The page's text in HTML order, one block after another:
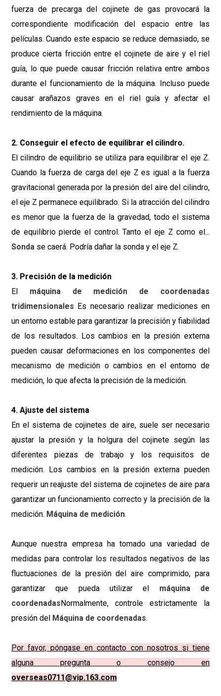
fuerza de precarga del cojinete de gas provocará la
correspondiente modificación del espacio entre las
películas. Cuando este espacio se reduce demasiado, se
produce cierta fricción entre el cojinete de aire y el riel
guía, lo que puede causar fricción relativa entre ambos
durante el funcionamiento de la máquina. Incluso puede
causar arañazos graves en el riel guía y afectar el
rendimiento de la máquina.
2. Conseguir el efecto de equilibrar el cilindro.
El cilindro de equilibrio se utiliza para equilibrar el eje Z.
Cuando la fuerza de carga del eje Z es igual a la fuerza
gravitacional generada por la presión del aire del cilindro,
el eje Z permanece equilibrado. Si la atracción del cilindro
es menor que la fuerza de la gravedad, todo el sistema
de equilibrio pierde el control. Tanto el eje Z como el...
Sondase caerá. Podría dañar la sonda y el eje Z.
3. Precisión de la medición
El
máquina de medición de coordenadas
tridimensionales Es necesario realizar mediciones en
un entorno estable para garantizar la precisión y fiabilidad
de los resultados. Los cambios en la presión externa
pueden causar deformaciones en los componentes del
mecanismo de medición o cambios en el entorno de
medición, lo que afecta la precisión de la medición.
4. Ajuste del sistema
En el sistema de cojinetes de aire, suele ser necesario
ajustar la presión y la holgura del cojinete según las
diferentes piezas de trabajo y los requisitos de
medición. Los cambios en la presión externa pueden
requerir un reajuste del sistema de cojinetes de aire para
garantizar un funcionamiento correcto y la precisión de la
medición. Máquina de medición.
Aunque nuestra empresa ha tomado una variedad de
medidas para controlar los resultados negativos de las
fluctuaciones de la presión del aire comprimido, para
garantizar que pueda utilizar el
máquina de
coordenadas Normalmente, controle estrictamente la
presión del Máquina de coordenadas.
Por favor, póngase en contacto con nosotros si tiene
alguna pregunta o consejo en
overseas0711@vip.163.com